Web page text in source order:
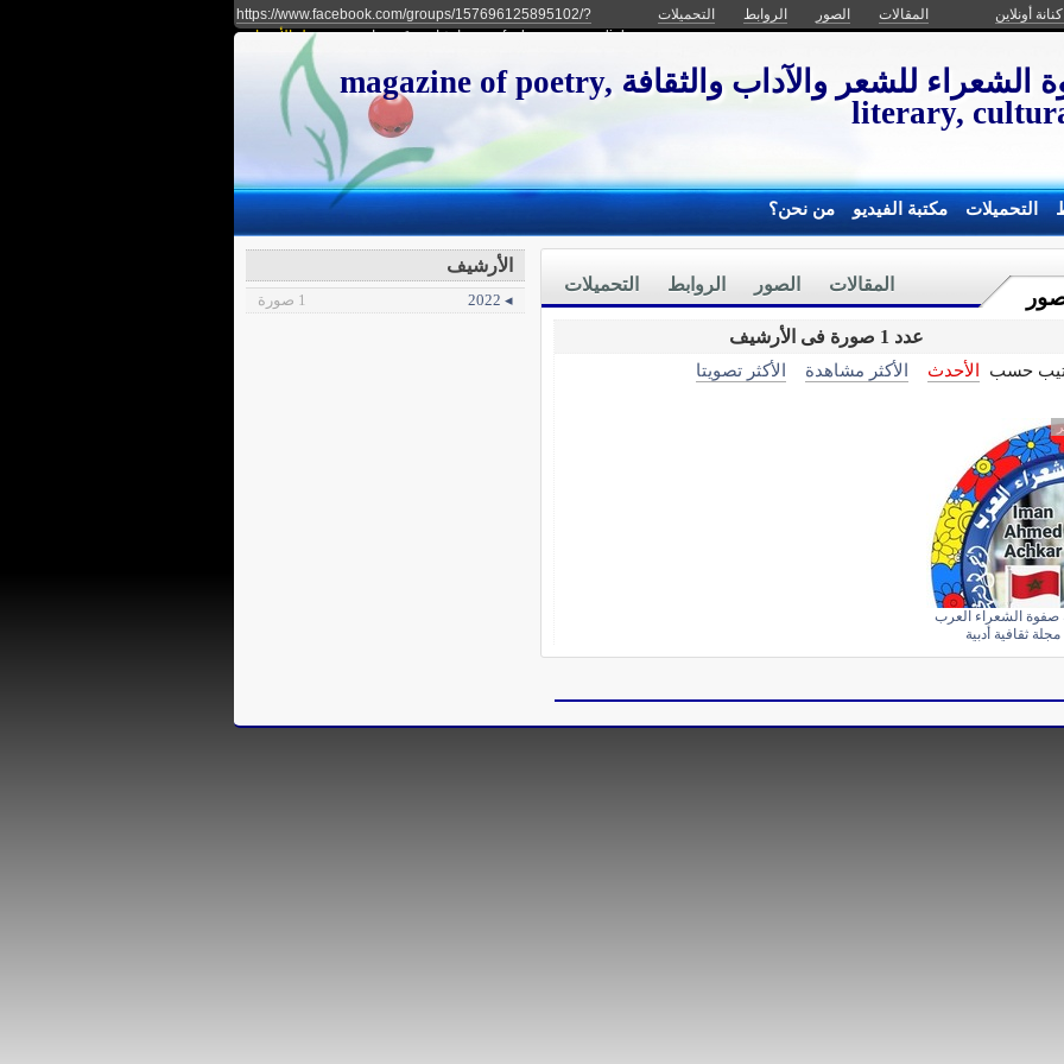
أونلاين المقالات الصور الروابط التحميلات
https://www.facebook.com/groups/157696125895102/?
ref=share_group_link
إنشاء موقع مجاني دخول الأعضاء
مؤسسة صفوة الشعراء للشعر والآداب والثقافة magazine of poetry,
literary,
التحميلات مكتبة الفيديو من نحن؟
التحميلات الروابط الصور المقالات
عدد 1 صورة فى الأرشيف
حسب الأحدث الأكثر مشاهدة الأكثر تصويتا
صفوة الشعراء العرب
مجلة ثقافية أدبية
الأرشيف
◂ 2022 1 صورة